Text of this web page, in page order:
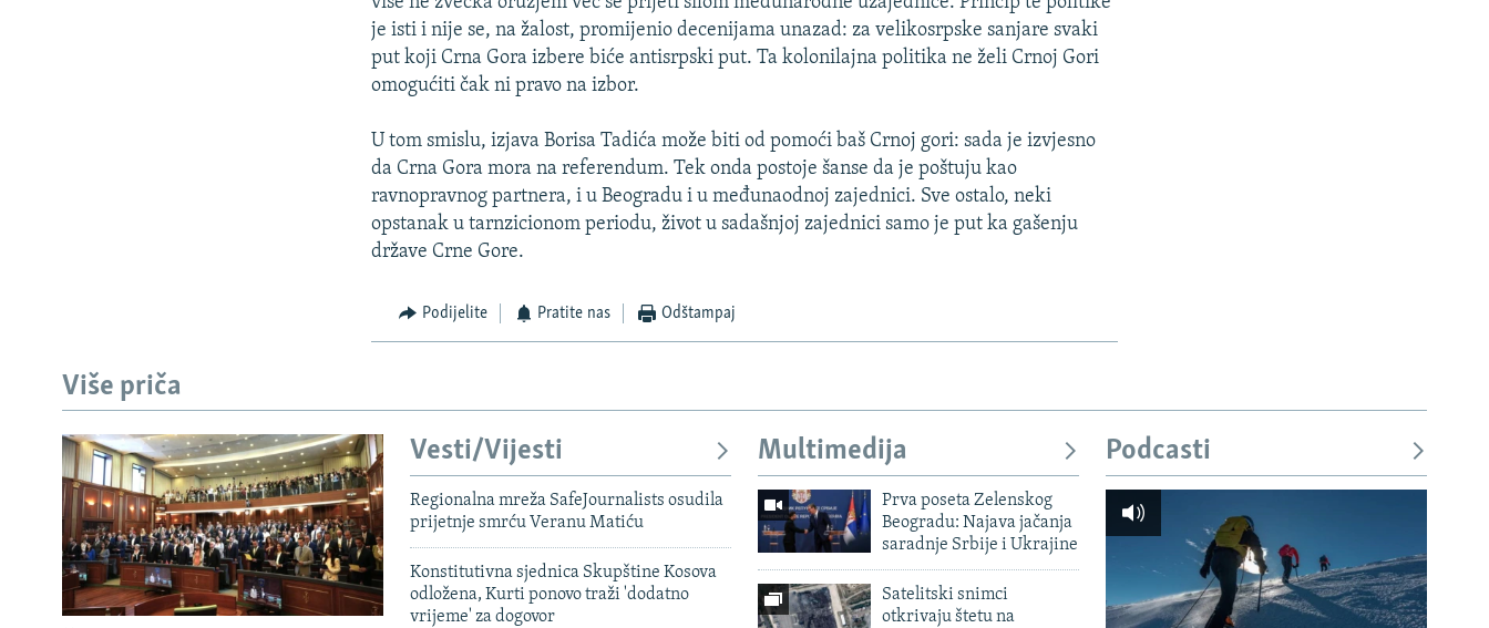
je isti i nije se, na žalost, promijenio decenijama unazad: za velikosrpske sanjare svaki
put koji Crna Gora izbere biće antisrpski put. Ta kolonilajna politika ne želi Crnoj Gori
omogućiti čak ni pravo na izbor.
U tom smislu, izjava Borisa Tadića može biti od pomoći baš Crnoj gori: sada je izvjesno
da Crna Gora mora na referendum. Tek onda postoje šanse da je poštuju kao
ravnopravnog partnera, i u Beogradu i u međunaodnoj zajednici. Sve ostalo, neki
opstanak u tarnzicionom periodu, život u sadašnjoj zajednici samo je put ka gašenju
države Crne Gore.
Podijelite Pratite nas Odštampaj
Više priča
Vesti/Vijesti
Regionalna mreža SafeJournalists osudila
prijetnje smrću Veranu Matiću
Konstitutivna sjednica Skupštine Kosova
odložena, Kurti ponovo traži 'dodatno
vrijeme' za dogovor
Multimedija
Prva poseta Zelenskog
Beogradu: Najava jačanja
saradnje Srbije i Ukrajine
Satelitski snimci
otkrivaju štetu na
Podcasti